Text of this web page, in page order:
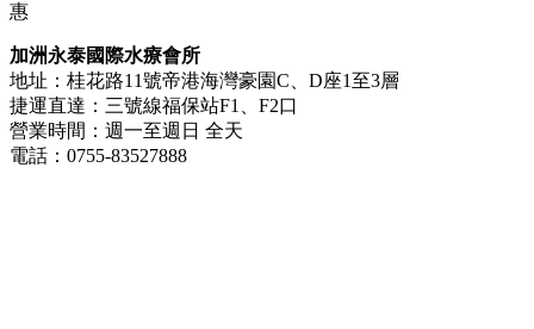
惠
加洲永泰國際水療會所
地址：桂花路11號帝港海灣豪園C、D座1至3層
捷運直達：三號線福保站F1、F2口
營業時間：週一至週日 全天
電話：0755-83527888